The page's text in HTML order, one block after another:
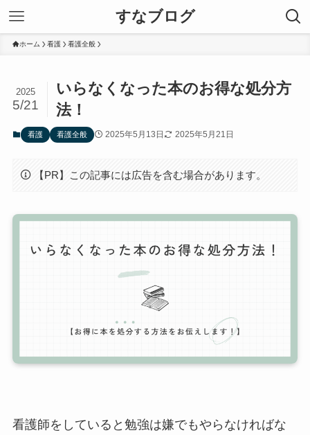
すなブログ
ホーム 看護 看護全般
いらなくなった本のお得な処分方
法！
2025
5/21
看護 看護全般 2025年5月13日 2025年5月21日
【PR】この記事には広告を含む場合があります。
看護師をしていると勉強は嫌でもやらなければな